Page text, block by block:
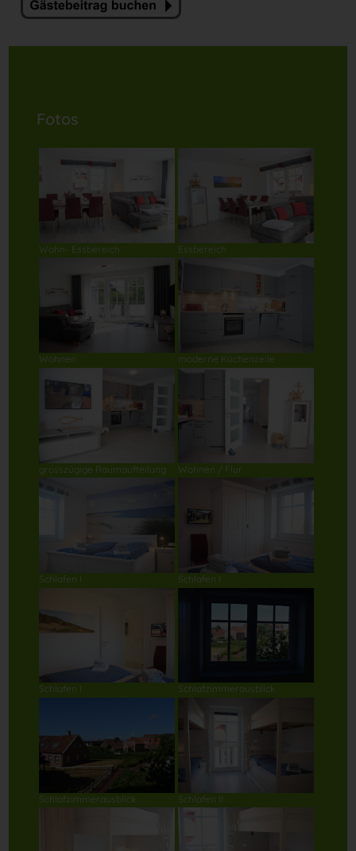
Fotos
Wohn- Essbereich Essbereich
Wohnen moderne Küchenzeile
grosszügige Raumaufteilung Wohnen / Flur
Schlafen I Schlafen I
Schlafen I Schlafzimmerausblick
Schlafzimmerausblick Schlafen II